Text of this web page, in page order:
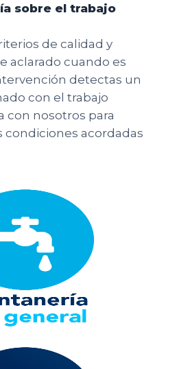
sobre el trabajo
de calidad y
aclarado cuando es
detectas un
con el trabajo
con nosotros para
condiciones acordadas